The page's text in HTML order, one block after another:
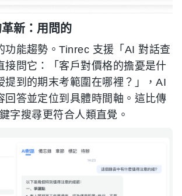
新：用問的
功能趨勢。Tinrec 支援「AI 對話查
接問它：「客戶對價格的擔憂是什
提到的期末考範圍在哪裡？」，AI
回答並定位到具體時間軸。這比傳
字搜尋更符合人類直覺。